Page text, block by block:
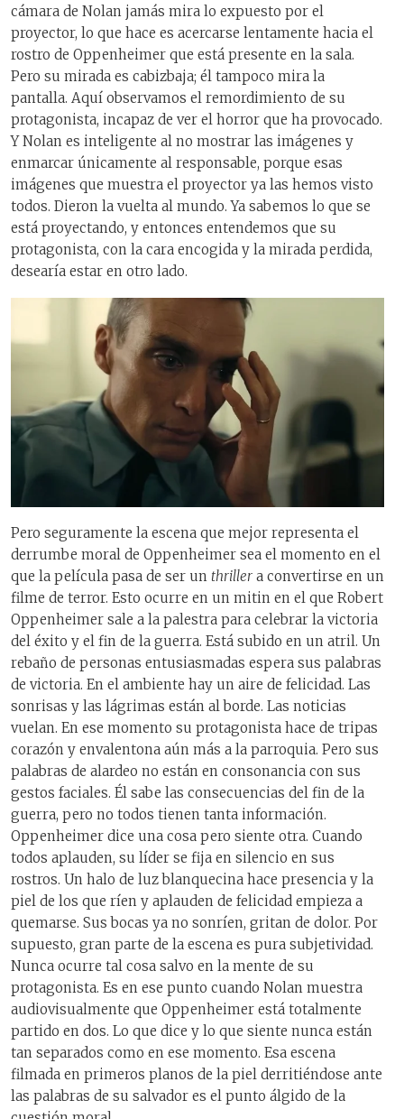
cámara de Nolan jamás mira lo expuesto por el
proyector, lo que hace es acercarse lentamente hacia el
rostro de Oppenheimer que está presente en la sala.
Pero su mirada es cabizbaja; él tampoco mira la
pantalla. Aquí observamos el remordimiento de su
protagonista, incapaz de ver el horror que ha provocado.
Y Nolan es inteligente al no mostrar las imágenes y
enmarcar únicamente al responsable, porque esas
imágenes que muestra el proyector ya las hemos visto
todos. Dieron la vuelta al mundo. Ya sabemos lo que se
está proyectando, y entonces entendemos que su
protagonista, con la cara encogida y la mirada perdida,
desearía estar en otro lado.
Pero seguramente la escena que mejor representa el
derrumbe moral de Oppenheimer sea el momento en el
que la película pasa de ser un thriller a convertirse en un
filme de terror. Esto ocurre en un mitin en el que Robert
Oppenheimer sale a la palestra para celebrar la victoria
del éxito y el fin de la guerra. Está subido en un atril. Un
rebaño de personas entusiasmadas espera sus palabras
de victoria. En el ambiente hay un aire de felicidad. Las
sonrisas y las lágrimas están al borde. Las noticias
vuelan. En ese momento su protagonista hace de tripas
corazón y envalentona aún más a la parroquia. Pero sus
palabras de alardeo no están en consonancia con sus
gestos faciales. Él sabe las consecuencias del fin de la
guerra, pero no todos tienen tanta información.
Oppenheimer dice una cosa pero siente otra. Cuando
todos aplauden, su líder se fija en silencio en sus
rostros. Un halo de luz blanquecina hace presencia y la
piel de los que ríen y aplauden de felicidad empieza a
quemarse. Sus bocas ya no sonríen, gritan de dolor. Por
supuesto, gran parte de la escena es pura subjetividad.
Nunca ocurre tal cosa salvo en la mente de su
protagonista. Es en ese punto cuando Nolan muestra
audiovisualmente que Oppenheimer está totalmente
partido en dos. Lo que dice y lo que siente nunca están
tan separados como en ese momento. Esa escena
filmada en primeros planos de la piel derritiéndose ante
las palabras de su salvador es el punto álgido de la